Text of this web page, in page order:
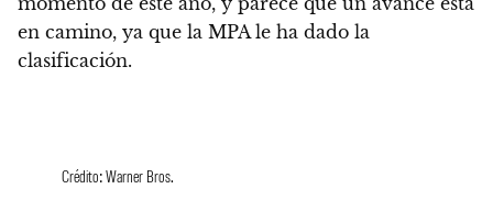
en camino, ya que la MPA le ha dado la
clasificación.
Crédito: Warner Bros.